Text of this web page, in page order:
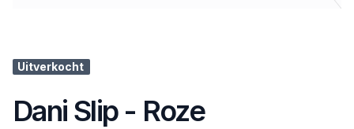
Uitverkocht
Dani Slip - Roze